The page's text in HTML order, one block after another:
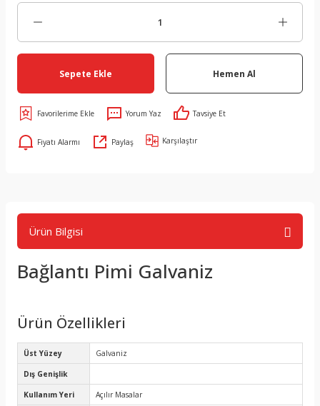
Sepete Ekle Hemen Al
Yorum Yaz Tavsiye Et
Fiyatı Alarmı Paylaş Karşılaştır
Ürün Bilgisi
Bağlantı Pimi Galvaniz
Ürün Özellikleri
Üst Yüzey Galvaniz
Dış Genişlik
Kullanım Yeri Açılır Masalar